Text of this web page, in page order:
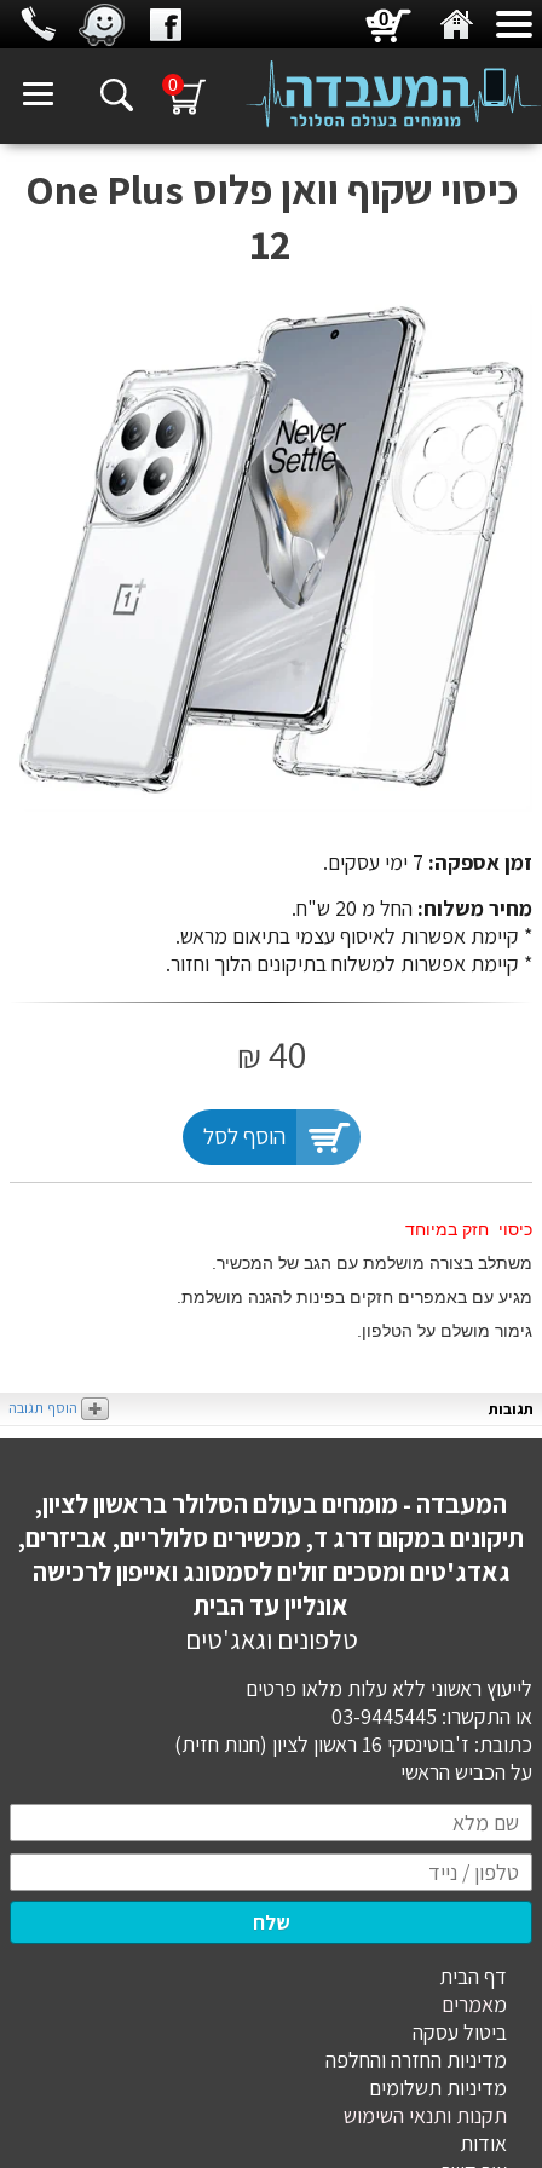
0
כיסוי שקוף וואן פלוס One Plus
12
זמן אספקה: 7 ימי עסקים.
מחיר משלוח: החל מ 20 ש"ח.
​​​​​​​* קיימת אפשרות לאיסוף עצמי בתיאום מראש.
* קיימת אפשרות למשלוח בתיקונים הלוך וחזור.
40
₪
הוסף לסל
כיסוי חזק במיוחד
משתלב בצורה מושלמת עם הגב של המכשיר.
מגיע עם באמפרים חזקים בפינות להגנה מושלמת.
גימור מושלם על הטלפון.
תגובות הוסף תגובה
המעבדה - מומחים בעולם הסלולר בראשון לציון,
תיקונים במקום דרג ד, מכשירים סלולריים, אביזרים,
גאדג'טים ומסכים זולים לסמסונג ואייפון לרכישה
אונליין עד הבית
טלפונים וגאג'טים
לייעוץ ראשוני ללא עלות מלאו פרטים
או התקשרו: 03-9445445
כתובת: ז'בוטינסקי 16 ראשון לציון (חנות חזית)
​​​​​​​על הכביש הראשי
שלח
דף הבית
מאמרים
ביטול עסקה
מדיניות החזרה והחלפה
מדיניות תשלומים
תקנות ותנאי השימוש
אודות
0